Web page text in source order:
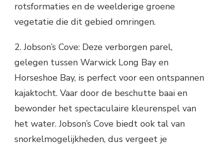
rotsformaties en de weelderige groene
vegetatie die dit gebied omringen.
2. Jobson’s Cove: Deze verborgen parel,
gelegen tussen Warwick Long Bay en
Horseshoe Bay, is perfect voor een ontspannen
kajaktocht. Vaar door de beschutte baai en
bewonder het spectaculaire kleurenspel van
het water. Jobson’s Cove biedt ook tal van
snorkelmogelijkheden, dus vergeet je